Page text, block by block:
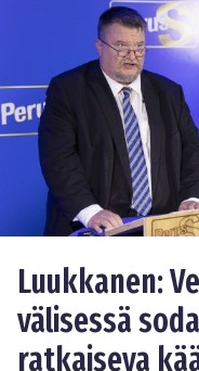
Luukkanen:
välisessä
ratkaiseva